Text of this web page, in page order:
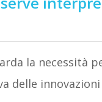
la necessità
delle